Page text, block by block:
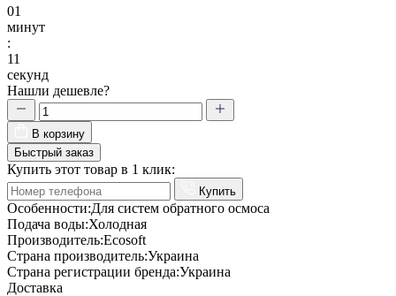
01
минут
:
10
секунд
Нашли дешевле?
В корзину
Быстрый заказ
Купить этот товар в 1 клик:
Купить
Особенности:Для систем обратного осмоса
Подача воды:Холодная
Производитель:Ecosoft
Страна производитель:Украина
Страна регистрации бренда:Украина
Доставка